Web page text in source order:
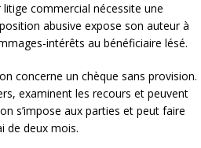
commercial nécessite une
abusive expose son auteur à
intérêts au bénéficiaire lésé.
concerne un chèque sans provision.
examinent les recours et peuvent
s’impose aux parties et peut faire
de deux mois.